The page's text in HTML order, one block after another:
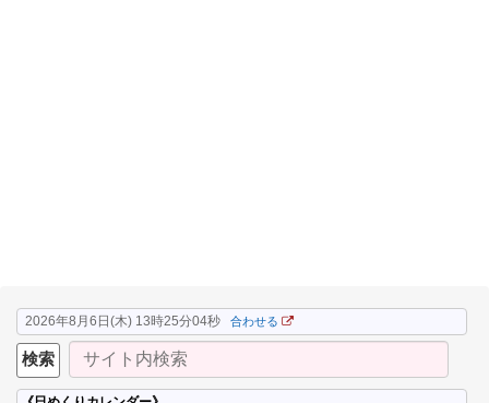
2026年8月6日(木) 13時25分05秒 合わせる